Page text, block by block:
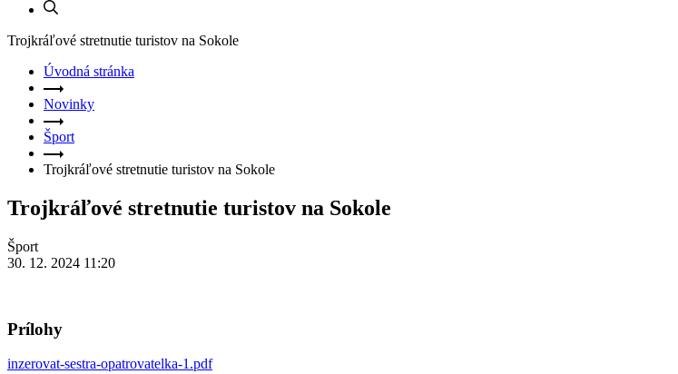
Trojkráľové stretnutie turistov na Sokole
Úvodná stránka
Novinky
Šport
Trojkráľové stretnutie turistov na Sokole
Trojkráľové stretnutie turistov na Sokole
Šport
30. 12. 2024 11:20
Prílohy
inzerovat-sestra-opatrovatelka-1.pdf